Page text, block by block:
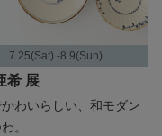
7.25(Sat) -8.9(Sun)
希 展
わいらしい、和モダン
。